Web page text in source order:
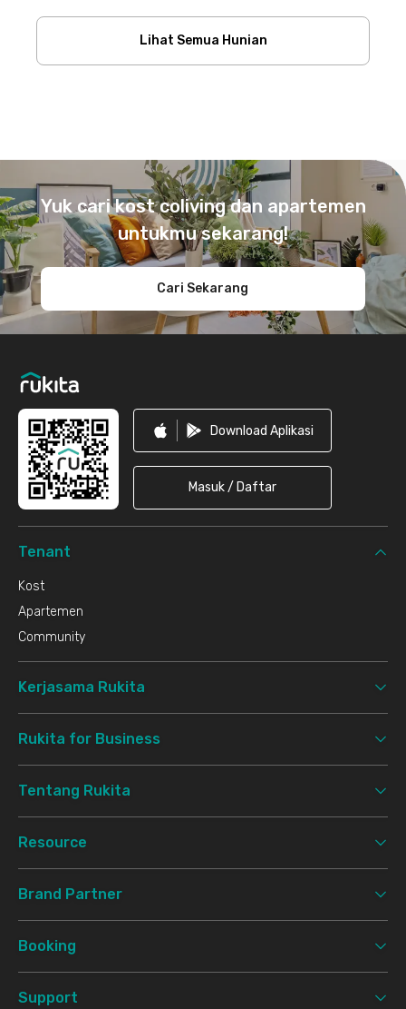
Lihat Semua Hunian
Yuk cari kost coliving dan apartemen
untukmu sekarang!
Cari Sekarang
Download Aplikasi
Masuk / Daftar
Tenant
Kost
Apartemen
Community
Kerjasama Rukita
Rukita for Business
Tentang Rukita
Resource
Brand Partner
Booking
Support